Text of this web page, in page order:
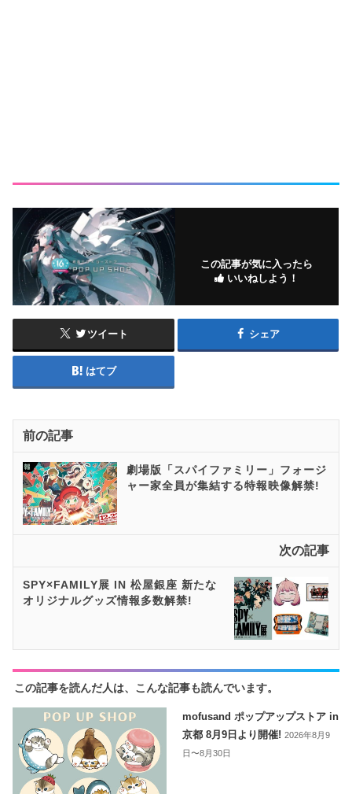
この記事が気に入ったら
いいねしよう！
ツイート シェア
はてブ
前の記事
劇場版「スパイファミリー」フォージ
ャー家全員が集結する特報映像解禁!
次の記事
SPY×FAMILY展 IN 松屋銀座 新たな
オリジナルグッズ情報多数解禁!
この記事を読んだ人は、こんな記事も読んでいます。
mofusand ポップアップストア in
京都 8月9日より開催!2026年8月9
日〜8月30日